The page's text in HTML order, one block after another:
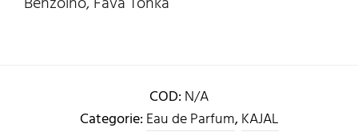
COD: N/A
Categorie: Eau de Parfum,KAJAL